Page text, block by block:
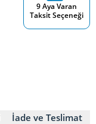
9 Aya Varan
Taksit Seçeneği
İade ve Teslimat